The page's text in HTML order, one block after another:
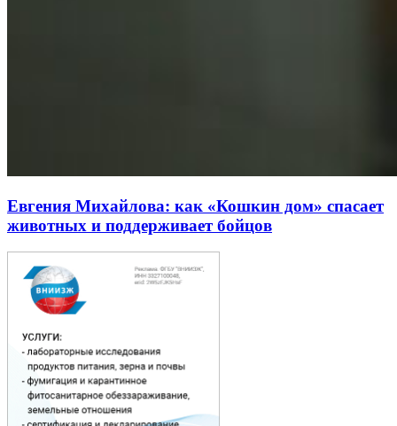
Евгения Михайлова: как «Кошкин дом» спасает
животных и поддерживает бойцов